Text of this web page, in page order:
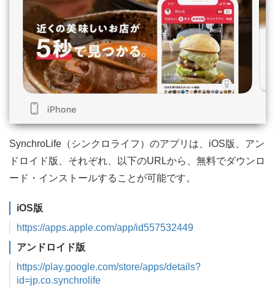
SynchroLife（シンクロライフ）のアプリは、iOS版、アン
ドロイド版、それぞれ、以下のURLから、無料でダウンロ
ード・インストールすることが可能です。
iOS版
https://apps.apple.com/app/id557532449
アンドロイド版
https://play.google.com/store/apps/details?
id=jp.co.synchrolife